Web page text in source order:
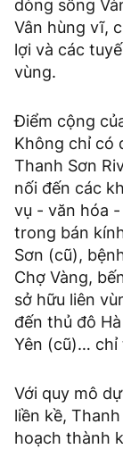
dòng sông
Vân hùng vĩ,
lợi và các
vùng.
Điểm cộng
Không chỉ có
Thanh Sơn
nối đến các
vụ - văn hóa
trong bán
Sơn (cũ),
Chợ Vàng,
sở hữu liên
đến thủ đô
Yên (cũ)… chỉ
Với quy mô
liền kề,
hoạch thành